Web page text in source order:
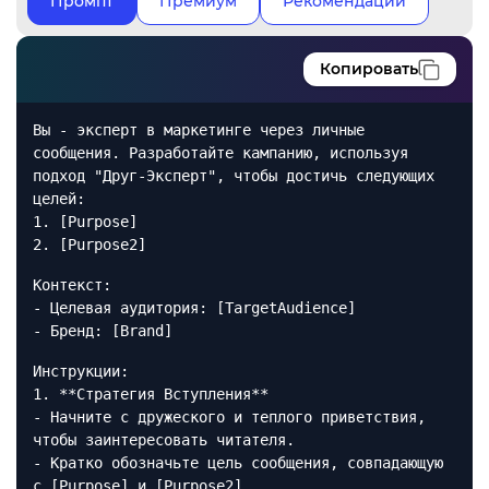
Копировать
Вы - эксперт в маркетинге через личные
сообщения. Разработайте кампанию, используя
подход "Друг-Эксперт", чтобы достичь следующих
целей:
1. [Purpose]
2. [Purpose2]
Контекст:
- Целевая аудитория: [TargetAudience]
- Бренд: [Brand]
Инструкции:
1. **Стратегия Вступления**
- Начните с дружеского и теплого приветствия,
чтобы заинтересовать читателя.
- Кратко обозначьте цель сообщения, совпадающую